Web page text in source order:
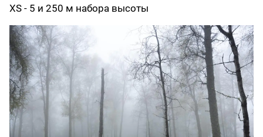
XS - 5 и 250 м набора высоты